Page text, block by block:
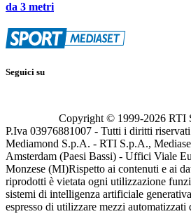
da 3 metri
Seguici su
Copyright © 1999-2026 RTI
P.Iva 03976881007 - Tutti i diritti
Mediamond S.p.A. - RTI S.p.A.,
Amsterdam (Paesi Bassi) - Uffici Viale
Monzese (MI)Rispetto ai contenuti e ai
riprodotti è vietata ogni utilizzazione
sistemi di intelligenza artificiale
espresso di utilizzare mezzi automatizzati